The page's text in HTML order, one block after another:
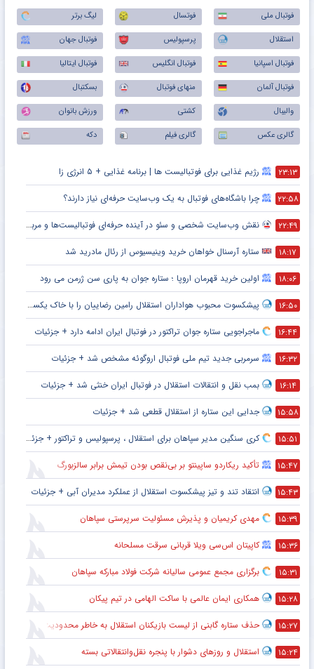
فوتبال ملی فوتسال
لیگ برتر
استقلال
پرسپولیس
فوتبال جهان
فوتبال اسپانیا
فوتبال انگلیس
فوتبال ایتالیا
فوتبال آلمان
منهای فوتبال
بسکتبال
والیبال
کشتی
ورزش بانوان
گالری عکس
گالری فیلم دکه
۲۳:۱۳ رژیم غذایی برای فوتبالیست ها | برنامه غذایی + ۵ انرژی زا
۲۲:۵۸ چرا باشگاه‌های فوتبال به یک وب‌سایت حرفه‌ای نیاز دارند؟
۲۲:۴۹ نقش وب‌سایت شخصی و سئو در آینده حرفه‌ای فوتبالیست‌ها و مربیان
۱۸:۱۷ ستاره آرسنال خواهان خرید وینیسیوس از رئال مادرید شد
۱۸:۰۶ اولین خرید قهرمان اروپا ؛ ستاره جوان به پاری سن ژرمن می رود
۱۶:۵۰ پیشکسوت محبوب هواداران استقلال رامین رضاییان را با خاک یکسان کرد + جزئیات
۱۶:۴۴ ماجراجویی ستاره جوان تراکتور در فوتبال ایران ادامه دارد + جزئیات
۱۶:۳۲ سرمربی جدید تیم ملی فوتبال اروگوئه مشخص شد + جزئیات
۱۶:۱۴ بمب نقل و انتقالات استقلال در فوتبال ایران خنثی شد + جزئیات
۱۵:۵۸ جدایی این ستاره از استقلال قطعی شد + جزئیات
۱۵:۵۱ کری سنگین مدیر سپاهان برای استقلال ، پرسپولیس و تراکتور + جزئیات
۱۵:۴۷ تأکید ریکاردو ساپینتو بر بی‌نقص بودن تیمش برابر سالزبورگ
۱۵:۴۳ انتقاد تند و تیز پیشکسوت استقلال از عملکرد مدیران آبی + جزئیات
۱۵:۳۹ مهدی کریمیان و پذیرش مسئولیت سرپرستی سپاهان
۱۵:۳۶ کاپیتان اس‌سی ویلا قربانی سرقت مسلحانه
۱۵:۳۱ برگزاری مجمع عمومی سالیانه شرکت فولاد مبارکه سپاهان
۱۵:۲۸ همکاری ایمان عالمی با ساکت الهامی در تیم پیکان
۱۵:۲۷ حذف ستاره گابنی از لیست بازیکنان استقلال به خاطر محدودیت نقل‌وانتقالاتی
۱۵:۲۴ استقلال و روزهای دشوار با پنجره نقل‌وانتقالاتی بسته